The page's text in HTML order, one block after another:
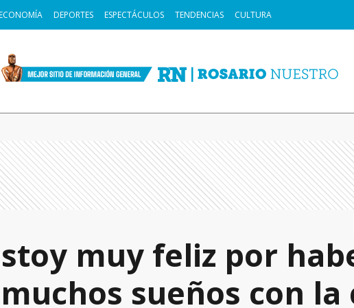
DEPORTES ESPECTÁCULOS TENDENCIAS CULTURA
muy feliz por
sueños con la